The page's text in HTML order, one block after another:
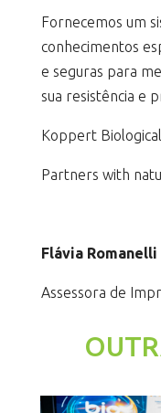
Fornecemos um
conhecimentos
e seguras para
sua resistência e
Koppert
Partners with
Flávia Romanelli
Assessora de